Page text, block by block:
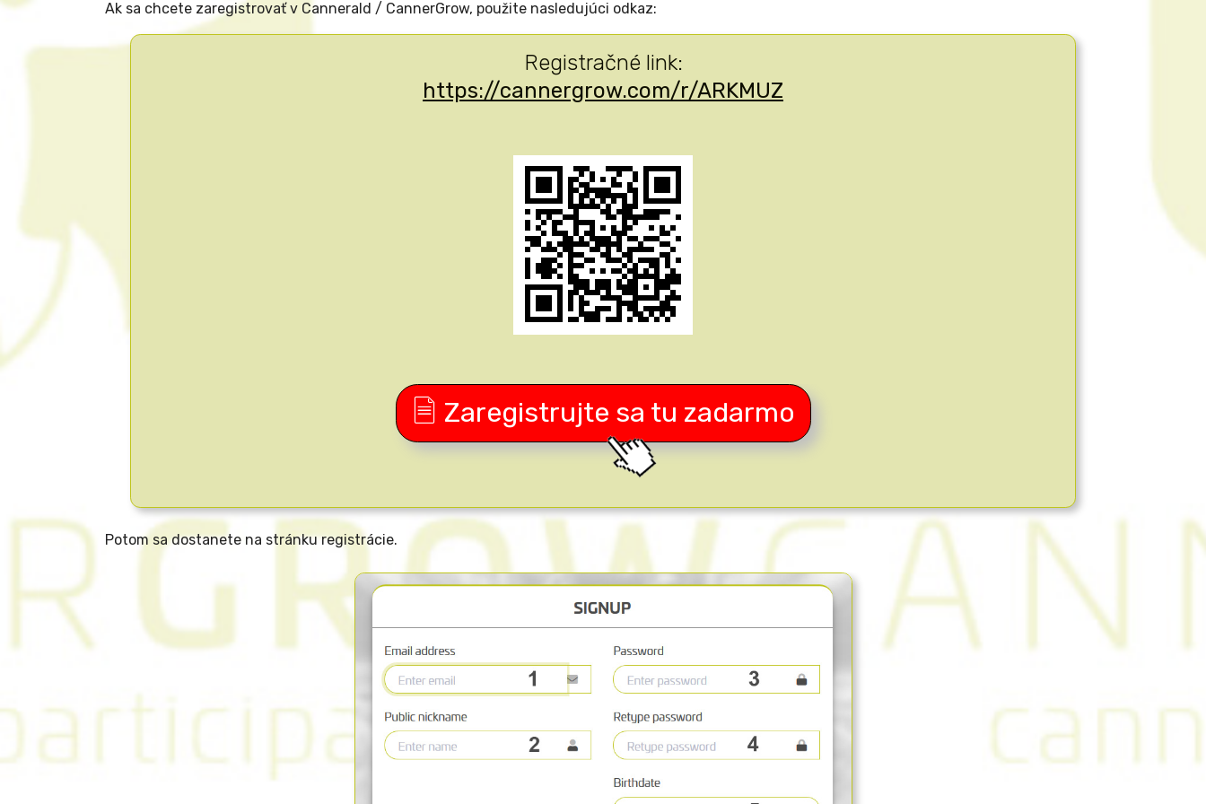
Ak sa chcete zaregistrovať v Cannerald / CannerGrow, použite nasledujúci odkaz:
Registračné link:
https://cannergrow.com/r/ARKMUZ
Zaregistrujte sa tu zadarmo
Potom sa dostanete na stránku registrácie.